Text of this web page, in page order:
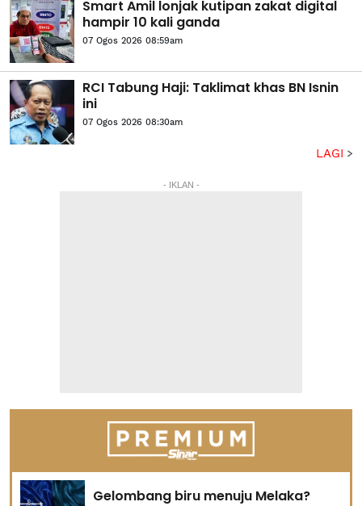
Smart Amil lonjak kutipan zakat digital
hampir 10 kali ganda
07 Ogos 2026 08:59am
RCI Tabung Haji: Taklimat khas BN Isnin
ini
07 Ogos 2026 08:30am
LAGI
- IKLAN -
Gelombang biru menuju Melaka?